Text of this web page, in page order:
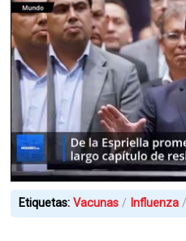
Etiquetas:Vacunas Influenza